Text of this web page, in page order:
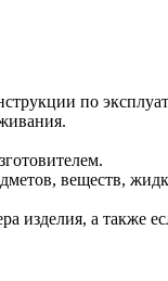
по
веществ,
изделия, а также